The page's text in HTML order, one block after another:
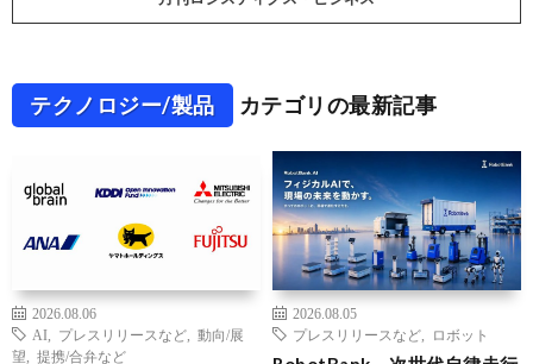
テクノロジー/製品 カテゴリの最新記事
2026.08.06
AI
プレスリリースなど
動向/展
望
提携/合弁など
2026.08.05
プレスリリースなど
ロボット